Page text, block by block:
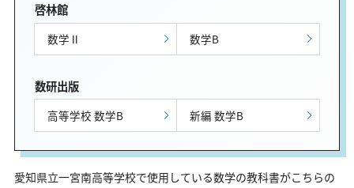
啓林館
数学Ⅱ 数学B
数研出版
高等学校 数学B 新編 数学B
愛知県立一宮南高等学校で使用している数学の教科書がこちらの